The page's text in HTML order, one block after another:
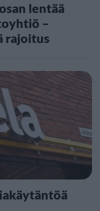
lentää
–
rajoitus